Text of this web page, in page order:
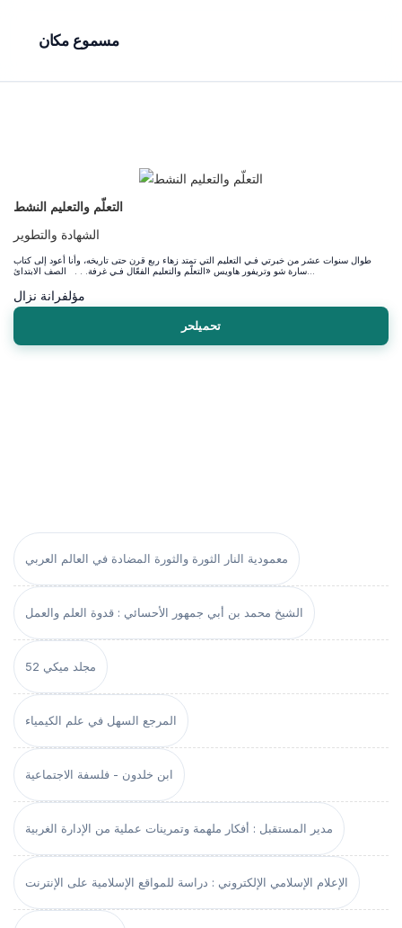
مسموع مكان
معمودية النار الثورة والثورة المضادة في العالم العربي
الشيخ محمد بن أبي جمهور الأحسائي : قدوة العلم والعمل
مجلد ميكي 52
المرجع السهل في علم الكيمياء
ابن خلدون - فلسفة الاجتماعية
مدير المستقبل : أفكار ملهمة وتمرينات عملية من الإدارة الغربية
الإعلام الإسلامي الإلكتروني : دراسة للمواقع الإسلامية على الإنترنت
التعلّم والتعليم النشط
الشهادة والتطوير
طوال سنوات عشر من خبرتي فـي التعليم التي تمتد زهاء ربع قرن حتى تاريخه، وأنا أعود إلى كتاب
مؤلفرانة نزال
تحميلحر